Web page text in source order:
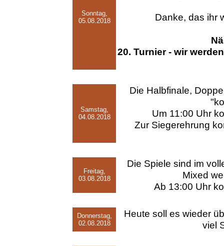
Sonntag,
05.08.2018
Danke, das ihr
20. Turnier - wir
Samstag,
04.08.2018
Die Halbfinale,
Um 11:00 Uhr
Zur Siegerehrung
Freitag,
03.08.2018
Die Spiele sind im
Mixed
Ab 13:00 Uhr
Donnerstag,
02.08.2018
Heute soll es wieder
viel